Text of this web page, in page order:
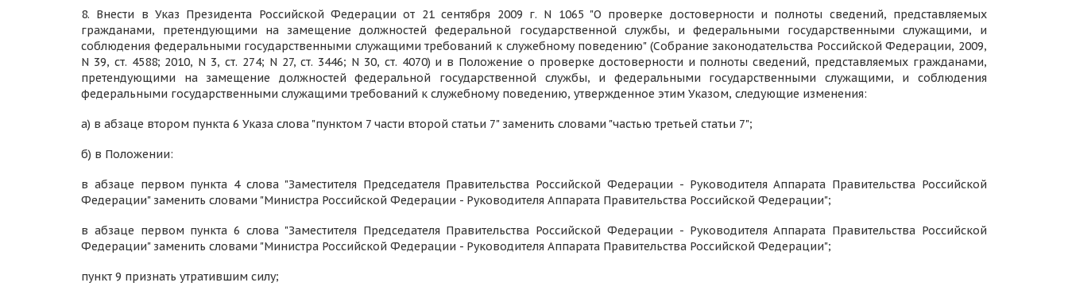
8. Внести в Указ Президента Российской Федерации от 21 сентября 2009 г. N 1065 "О проверке достоверности и полноты сведений, представляемых
гражданами, претендующими на замещение должностей федеральной государственной службы, и федеральными государственными служащими, и
соблюдения федеральными государственными служащими требований к служебному поведению" (Собрание законодательства Российской Федерации, 2009,
N 39, ст. 4588; 2010, N 3, ст. 274; N 27, ст. 3446; N 30, ст. 4070) и в Положение о проверке достоверности и полноты сведений, представляемых гражданами,
претендующими на замещение должностей федеральной государственной службы, и федеральными государственными служащими, и соблюдения
федеральными государственными служащими требований к служебному поведению, утвержденное этим Указом, следующие изменения:
а) в абзаце втором пункта 6 Указа слова "пунктом 7 части второй статьи 7" заменить словами "частью третьей статьи 7";
б) в Положении:
в абзаце первом пункта 4 слова "Заместителя Председателя Правительства Российской Федерации - Руководителя Аппарата Правительства Российской
Федерации" заменить словами "Министра Российской Федерации - Руководителя Аппарата Правительства Российской Федерации";
в абзаце первом пункта 6 слова "Заместителя Председателя Правительства Российской Федерации - Руководителя Аппарата Правительства Российской
Федерации" заменить словами "Министра Российской Федерации - Руководителя Аппарата Правительства Российской Федерации";
пункт 9 признать утратившим силу;